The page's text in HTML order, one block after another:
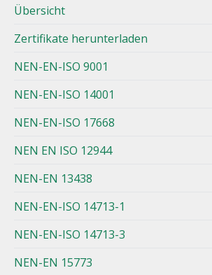
Übersicht
Zertifikate herunterladen
NEN-EN-ISO 9001
NEN-EN-ISO 14001
NEN-EN-ISO 17668
NEN EN ISO 12944
NEN-EN 13438
NEN-EN-ISO 14713-1
NEN-EN-ISO 14713-3
NEN-EN 15773